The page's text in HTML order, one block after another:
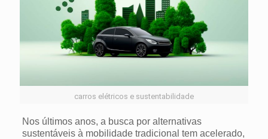
carros elétricos e sustentabilidade
Nos últimos anos, a busca por alternativas
sustentáveis à mobilidade tradicional tem acelerado,